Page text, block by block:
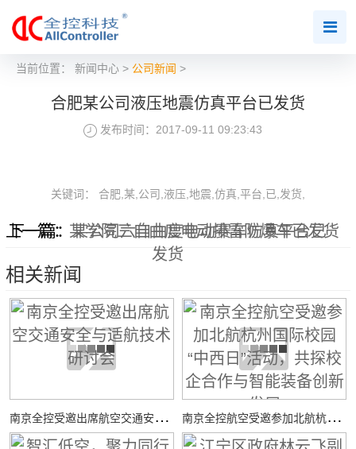
当前位置： 新闻中心> 公司新闻 >
合肥某公司液压地震仿真平台已发货
发布时间：2017-09-11 09:23:43
关键词： 合肥,某,公司,液压,地震,仿真,平台,已,发货,
上一篇： 某学院三自由度电动排雷防爆车已发货
下一篇：某公司六自由度电动赛车仿真平台已
发货
相关新闻
南
京全控受邀出席航空交通安全与适航技术研讨会 南
京全控航空受邀参加北航杭州国际校园“中西日”活动，共探校企合作与智能装备创新发展